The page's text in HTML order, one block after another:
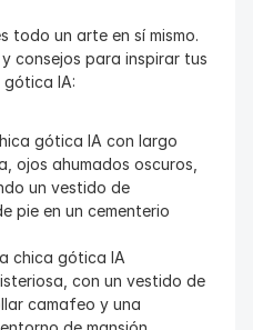
todo un arte en sí mismo.
consejos para inspirar tus
IA:
gótica IA con largo
ojos ahumados oscuros,
un vestido de
pie en un cementerio
chica gótica IA
con un vestido de
camafeo y una